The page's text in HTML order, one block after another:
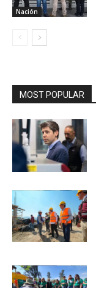
Nación
MOST POPULAR